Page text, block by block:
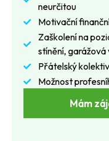
neurčitou
Motivační
Zaškolení na
stínění,
Přátelský
Možnost
Mám